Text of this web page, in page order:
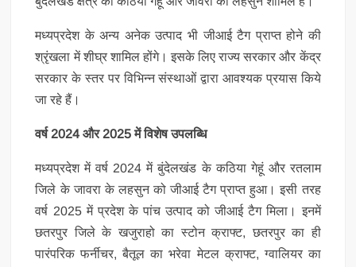
मध्यप्रदेश के अन्य अनेक उत्पाद भी जीआई टैग प्राप्त होने की
श्रृंखला में शीघ्र शामिल होंगे। इसके लिए राज्य सरकार और केंद्र
सरकार के स्तर पर विभिन्न संस्थाओं द्वारा आवश्यक प्रयास किये
जा रहे हैं।
वर्ष 2024 और 2025 में विशेष उपलब्धि
मध्यप्रदेश में वर्ष 2024 में बुंदेलखंड के कठिया गेहूं और रतलाम
जिले के जावरा के लहसुन को जीआई टैग प्राप्त हुआ। इसी तरह
वर्ष 2025 में प्रदेश के पांच उत्पाद को जीआई टैग मिला। इनमें
छतरपुर जिले के खजुराहो का स्टोन क्राफ्ट, छतरपुर का ही
पारंपरिक फर्नीचर, बैतूल का भरेवा मेटल क्राफ्ट, ग्वालियर का